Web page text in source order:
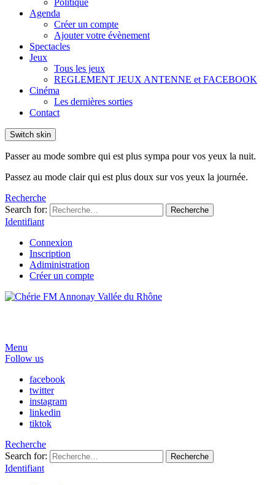
Politique
Agenda
Créer un compte
Ajouter votre évènement
Spectacles
Jeux
Tous les jeux
REGLEMENT JEUX ANTENNE et FACEBOOK
Cinéma
Les dernières sorties
Contact
Switch skin
Passer au mode sombre qui est plus sympa pour vos yeux la nuit.
Passez au mode clair qui est plus doux sur vos yeux la journée.
Recherche
Search for:
Recherche
Identifiant
Connexion
Inscription
Adiministration
Créer un compte
Menu
Follow us
facebook
twitter
instagram
linkedin
tiktok
Recherche
Search for:
Recherche
Identifiant